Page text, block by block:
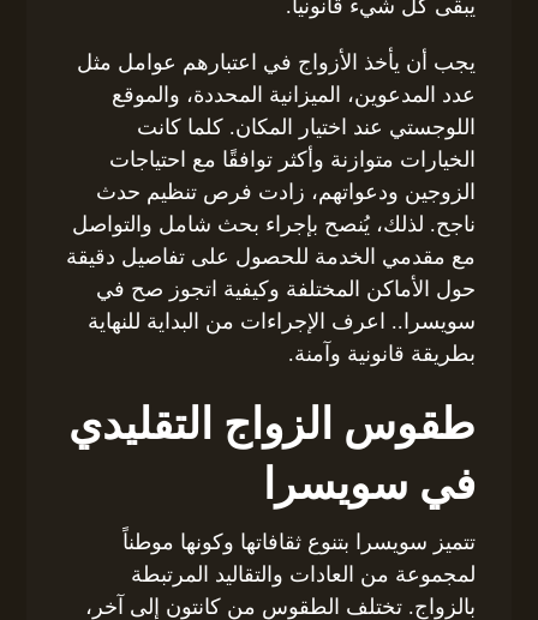
يبقى كل شيء قانونياً.
يجب أن يأخذ الأزواج في اعتبارهم عوامل مثل
عدد المدعوين، الميزانية المحددة، والموقع
اللوجستي عند اختيار المكان. كلما كانت
الخيارات متوازنة وأكثر توافقًا مع احتياجات
الزوجين ودعواتهم، زادت فرص تنظيم حدث
ناجح. لذلك، يُنصح بإجراء بحث شامل والتواصل
مع مقدمي الخدمة للحصول على تفاصيل دقيقة
حول الأماكن المختلفة وكيفية اتجوز صح في
سويسرا.. اعرف الإجراءات من البداية للنهاية
بطريقة قانونية وآمنة.
طقوس الزواج التقليدي
في سويسرا
تتميز سويسرا بتنوع ثقافاتها وكونها موطناً
لمجموعة من العادات والتقاليد المرتبطة
بالزواج. تختلف الطقوس من كانتون إلى آخر،